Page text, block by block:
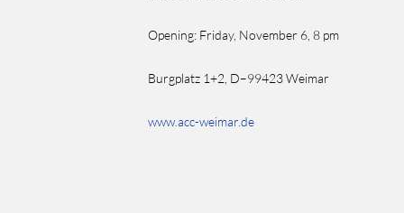
Opening: Friday, November 6, 8 pm
Burgplatz 1+2, D–99423 Weimar
www.acc-weimar.de